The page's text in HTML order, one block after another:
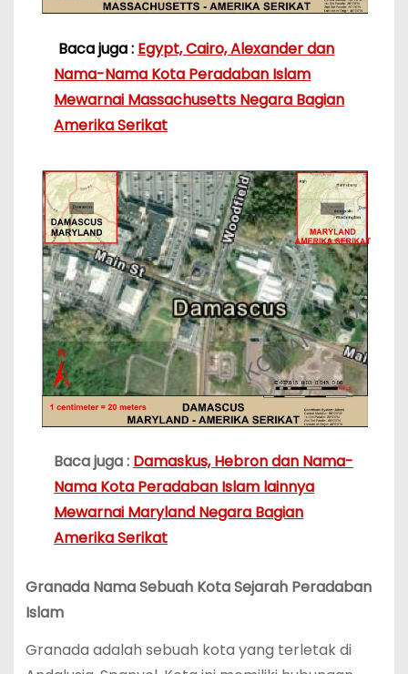
Baca juga : Egypt, Cairo, Alexander dan
Nama-Nama Kota Peradaban Islam
Mewarnai Massachusetts Negara Bagian
Amerika Serikat
Baca juga : Damaskus, Hebron dan Nama-
Nama Kota Peradaban Islam lainnya
Mewarnai Maryland Negara Bagian
Amerika Serikat
Granada Nama Sebuah Kota Sejarah Peradaban
Islam
Granada adalah sebuah kota yang terletak di